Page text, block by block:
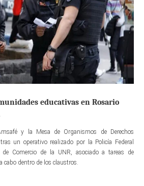
educativas en Rosario
y la Mesa de Organismos de Derechos
un operativo realizado por la Policía Federal
de Comercio de la UNR, asociado a tareas de
cabo dentro de los claustros.